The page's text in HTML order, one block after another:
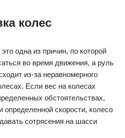
колес
одна из причин, по которой
во время движения, а руль
из-за неравномерного
Если вес на колесах
обстоятельствах,
определенной скорости, колесо
сотрясения на шасси